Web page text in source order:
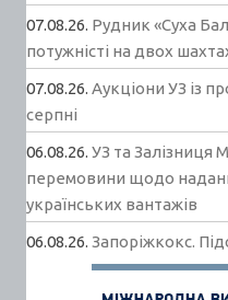
07.08.26. Рудник «Суха
потужністі на двох
07.08.26. Аукціони УЗ із
серпні
06.08.26. УЗ та Залізниця
перемовини щодо
українських вантажів
06.08.26. Запоріжкокс.